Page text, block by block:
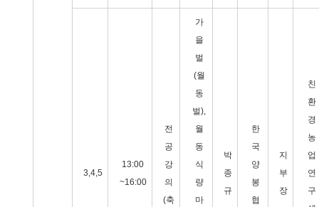
3,4,5
13:00
~16:00
전
공
강
의
(축
가
을
벌
(월
동
벌),
월
동
식
량
마
박
종
규
한
국
양
봉
협
지
부
장
친
환
경
농
업
연
구